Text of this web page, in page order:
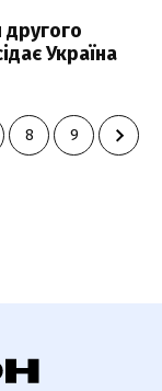
другого
Україна
8 9